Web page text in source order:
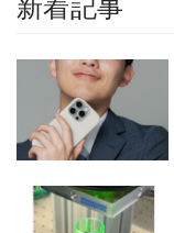
新着記事